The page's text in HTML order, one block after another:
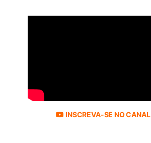
INSCREVA-SE NO CANAL